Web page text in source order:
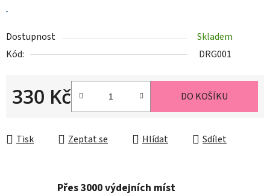
Dostupnost
Skladem
Kód:
DRG001
330 Kč DO KOŠÍKU
Tisk Zeptat se Hlídat Sdílet
Přes 3000 výdejních míst